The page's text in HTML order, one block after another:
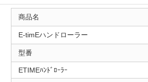
商品名
E-timEハンドローラー
型番
ETIMEﾊﾝﾄﾞﾛｰﾗｰ